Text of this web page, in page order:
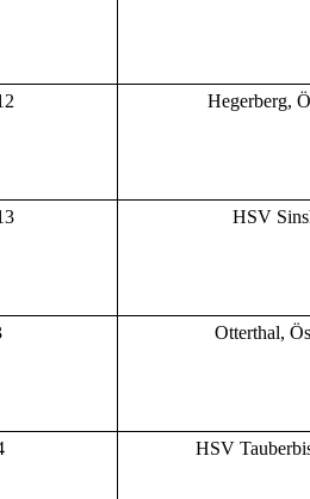
Hegerberg,
HSV
Otterthal,
HSV